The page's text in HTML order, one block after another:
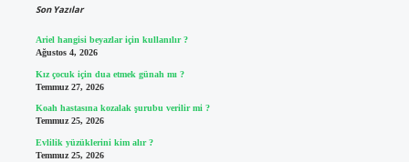
Son Yazılar
Ariel hangisi beyazlar için kullanılır ?
Ağustos 4, 2026
Kız çocuk için dua etmek günah mı ?
Temmuz 27, 2026
Koah hastasına kozalak şurubu verilir mi ?
Temmuz 25, 2026
Evlilik yüzüklerini kim alır ?
Temmuz 25, 2026